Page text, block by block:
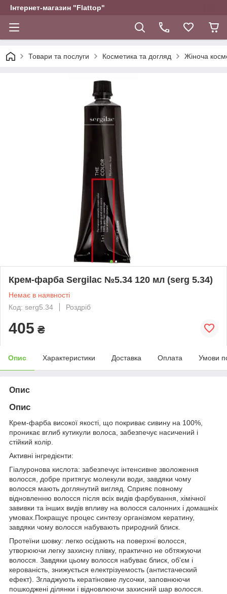
Інтернет-магазин "Flattop"
Товари та послуги Косметика та догляд Жіноча
Крем-фарба Sergilac №5.34 120 мл (serg 5.34)
Немає в наявності
Код: serg5.34
Роздріб
405 ₴
Опис Характеристики Доставка Оплата Умови
Опис
Опис
Крем-фарба високої якості, що покриває сивину на 100%,
проникає вглиб кутикули волоса, забезпечує насичений і
стійкий колір.
Активні інгредієнти:
Гіалуронова кислота: забезпечує інтенсивне зволоження
волосся, добре притягує молекули води, завдяки чому
волосся мають доглянутий вигляд. Сприяє повному
відновленню волосся після всіх видів фарбування, хімічної
завивки та інших видів впливу на волосся салонних і домашніх
умовах.Покращує процес синтезу організмом кератину,
завдяки чому волосся набувають природний блиск.
Протеїни шовку: легко осідають на поверхні волосся,
утворюючи легку захисну плівку, практично не обтяжуючи
волосся. Завдяки цьому волосся набуває блиск, об'єм і
керованість, знижується електрізуемость (антистаческий
ефект). Згладжують кератіновие лусочки, заповнюючи
пошкоджені ділянки і відновлюючи захисний шар волосся.